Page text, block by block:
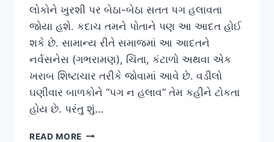
લોકોને ખુરશી પર બેઠા-બેઠા સતત પગ હલાવતા
જોયા હશે. કદાચ તમને પોતાને પણ આ આદત હોઈ
શકે છે. સામાન્ય રીતે સમાજમાં આ આદતને
નર્વસનેસ (ગભરામણ), ચિંતા, કંટાળો અથવા એક
ખરાબ શિષ્ટાચાર તરીકે જોવામાં આવે છે. વડીલો
ઘણીવાર બાળકોને “પગ ન હલાવ” તેમ કહીને ટોકતા
હોય છે. પરંતુ શું…
READ MORE બેઠા-